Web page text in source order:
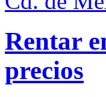
Rentar
precios